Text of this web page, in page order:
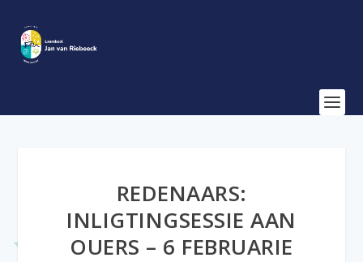
REDENAARS:
INLIGTINGSESSIE AAN
OUERS – 6 FEBRUARIE